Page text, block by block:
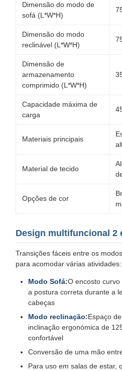
Dimensão do modo de
sofá (L*W*H)
Dimensão do modo
reclinável (L*W*H)
Dimensão de
armazenamento
comprimido (L*W*H)
Capacidade máxima de
carga
Materiais principais
Material de tecido
Opções de cor
Design multifuncional 2
Transições fáceis entre os
para acomodar várias atividades:
Modo Sofá:O encosto
a postura correta durante a
cabeças
Modo reclinação:Espaço
inclinação ergonómica de
confortável
Conversão de uma mão
Para uso em salas de estar,